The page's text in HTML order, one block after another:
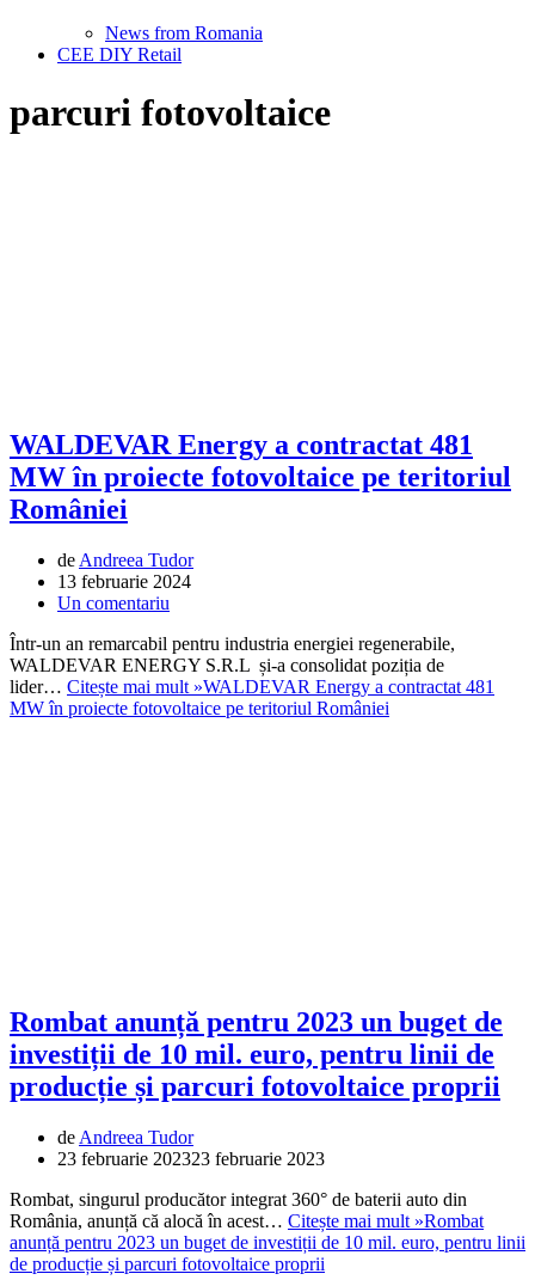
News from Romania
CEE DIY Retail
parcuri fotovoltaice
WALDEVAR Energy a contractat 481
MW în proiecte fotovoltaice pe teritoriul
României
de Andreea Tudor
13 februarie 2024
Un comentariu
Într-un an remarcabil pentru industria energiei regenerabile,
WALDEVAR ENERGY S.R.L și-a consolidat poziția de
lider… Citește mai mult »WALDEVAR Energy a contractat 481
MW în proiecte fotovoltaice pe teritoriul României
Rombat anunță pentru 2023 un buget de
investiții de 10 mil. euro, pentru linii de
producție și parcuri fotovoltaice proprii
de Andreea Tudor
23 februarie 202323 februarie 2023
Rombat, singurul producător integrat 360° de baterii auto din
România, anunță că alocă în acest… Citește mai mult »Rombat
anunță pentru 2023 un buget de investiții de 10 mil. euro, pentru linii
de producție și parcuri fotovoltaice proprii